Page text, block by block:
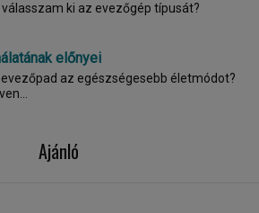
ki az evezőgép típusát?
előnyei
az egészségesebb életmódot?
Ajánló